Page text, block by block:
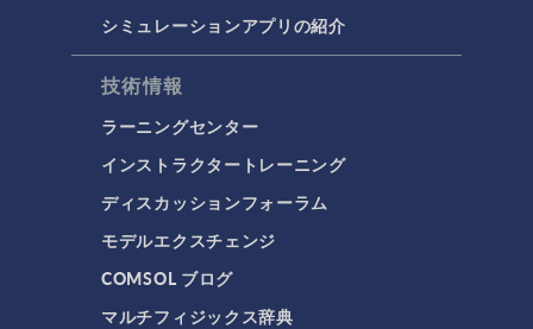
シミュレーションアプリの紹介
技術情報
ラーニングセンター
インストラクタートレーニング
ディスカッションフォーラム
モデルエクスチェンジ
COMSOL ブログ
マルチフィジックス辞典